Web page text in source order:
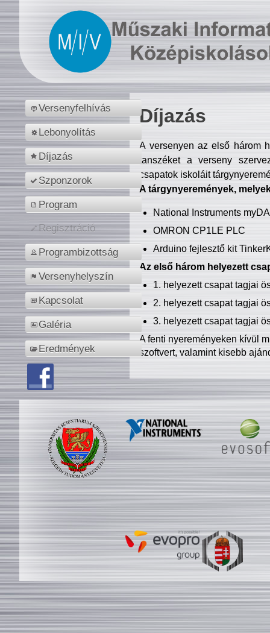
Versenyfelhívás
Lebonyolítás
Díjazás
Szponzorok
Program
Regisztráció
Programbizottság
Versenyhelyszín
Kapcsolat
Galéria
Eredmények
Díjazás
A versenyen az első három
tanszéket a verseny
csapatok iskoláit
A tárgynyeremények,
National Instruments
OMRON CP1LE PLC
Arduino fejlesztő kit
Az első három helyezett
1. helyezett csapat tagjai
2. helyezett csapat tagjai
3. helyezett csapat tagjai
A fenti nyereményeken kívül
szoftvert, valamint kisebb